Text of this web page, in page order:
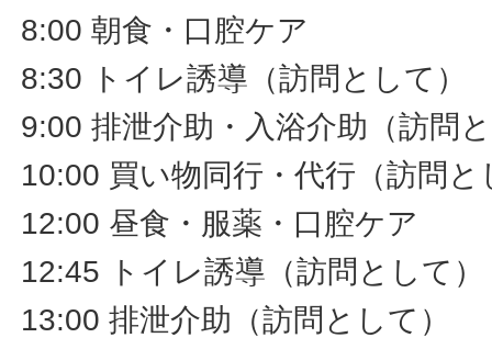
8:00 朝食・口腔ケア
8:30 トイレ誘導（訪問として）
9:00 排泄介助・入浴介助（訪問
10:00 買い物同行・代行（訪問と
12:00 昼食・服薬・口腔ケア
12:45 トイレ誘導（訪問として）
13:00 排泄介助（訪問として）